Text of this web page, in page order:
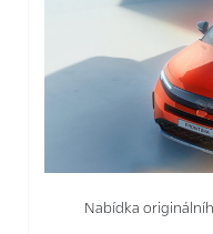
Nabídka